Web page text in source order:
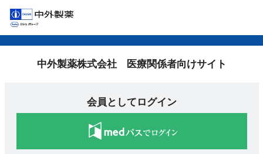
中外製薬株式会社 医療関係者向けサイト
会員としてログイン